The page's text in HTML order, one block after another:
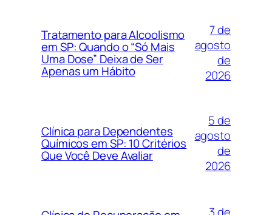
Tratamento para Alcoolismo
em SP: Quando o “Só Mais
Uma Dose” Deixa de Ser
Apenas um Hábito
7 de
agosto
de
2026
Clínica para Dependentes
Químicos em SP: 10 Critérios
Que Você Deve Avaliar
5 de
agosto
de
2026